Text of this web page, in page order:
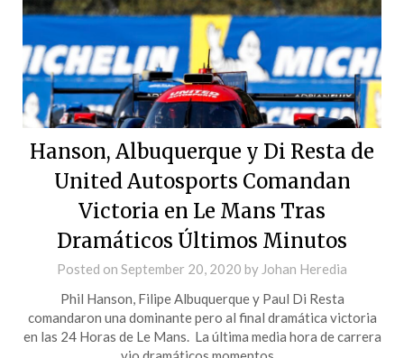
Hanson, Albuquerque y Di Resta de
United Autosports Comandan
Victoria en Le Mans Tras
Dramáticos Últimos Minutos
Posted on September 20, 2020 by Johan Heredia
Phil Hanson, Filipe Albuquerque y Paul Di Resta
comandaron una dominante pero al final dramática victoria
en las 24 Horas de Le Mans. La última media hora de carrera